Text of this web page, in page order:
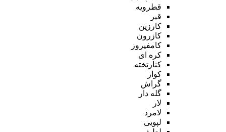
قطرویه
قیر
کارزین
کازرون
کامفیروز
کره ای
کنارتخته
کوار
گراش
گله دار
لار
لامرد
لپویی